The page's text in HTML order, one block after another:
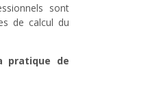
sont
de calcul du
pratique de